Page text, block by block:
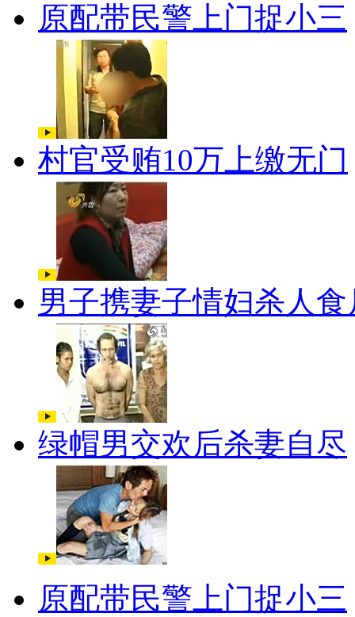
原配带民警上门捉小三
村官受贿10万上缴无门
男子携妻子情妇杀人食
绿帽男交欢后杀妻自尽
原配带民警上门捉小三